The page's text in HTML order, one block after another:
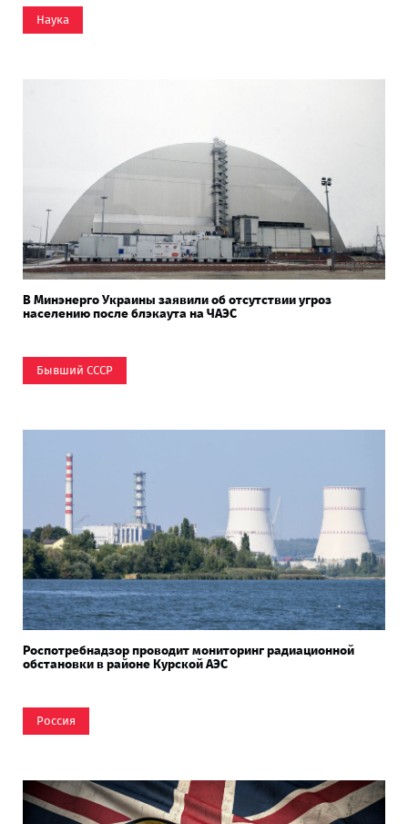
Наука
В Минэнерго Украины заявили об отсутствии угроз
населению после блэкаута на ЧАЭС
Бывший СССР
Роспотребнадзор проводит мониторинг радиационной
обстановки в районе Курской АЭС
Россия